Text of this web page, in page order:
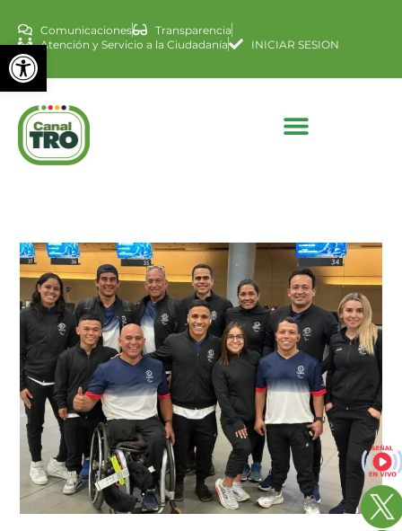
Abrir barra de
Comunicaciones
Transparencia
Atención y Servicio a la Ciudadanía
INICIAR SESION